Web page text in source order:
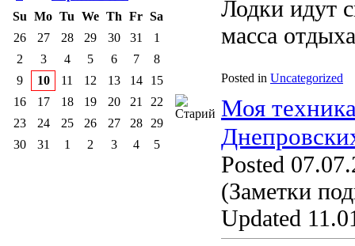
Лодки идут
масса
Posted in Uncategorized
Моя
Posted
(Заметки
Updated
Su Mo Tu We Th Fr Sa
26
27 28 29 30 31
1
2
3 4 5 6 7
8
9
10 11 12 13 14
15
16
17 18 19 20 21
22
23
24 25 26 27 28
29
30
31 1 2 3 4 5